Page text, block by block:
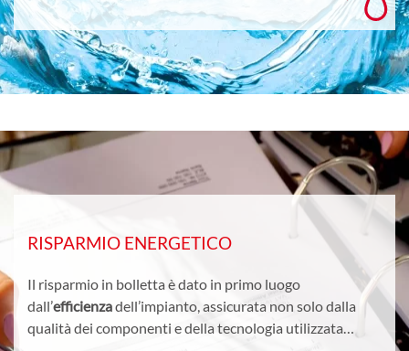
RISPARMIO ENERGETICO
Il risparmio in bolletta è dato in primo luogo
dall’efficienzadell’impianto, assicurata non solo dalla
qualità dei componenti e della tecnologia utilizzata…